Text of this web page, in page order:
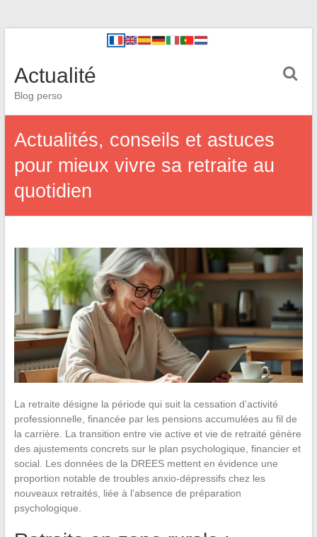
Actualité
Blog perso
Actualités, conseils et astuces
pour mieux vivre sa retraite au
quotidien
La retraite désigne la période qui suit la cessation d’activité
professionnelle, financée par les pensions accumulées au fil de
la carrière. La transition entre vie active et vie de retraité génère
des ajustements concrets sur le plan psychologique, financier et
social. Les données de la DREES mettent en évidence une
proportion notable de troubles anxio-dépressifs chez les
nouveaux retraités, liée à l’absence de préparation
psychologique.